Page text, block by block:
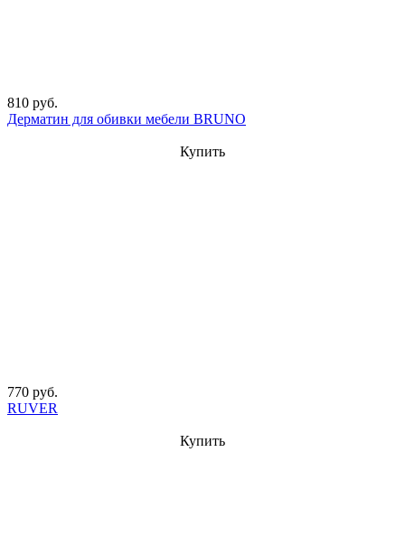
810 руб.
Дерматин для обивки мебели BRUNO
Купить
770 руб.
RUVER
Купить